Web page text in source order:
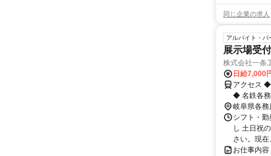
同じ企業の求人
アルバイト・パ
展示場受
株式会社一条
日給7,000
アクセス
◆ 名鉄各
各務原線
岐阜県各務
シフト・
し 土日祝
さい。現
お仕事内